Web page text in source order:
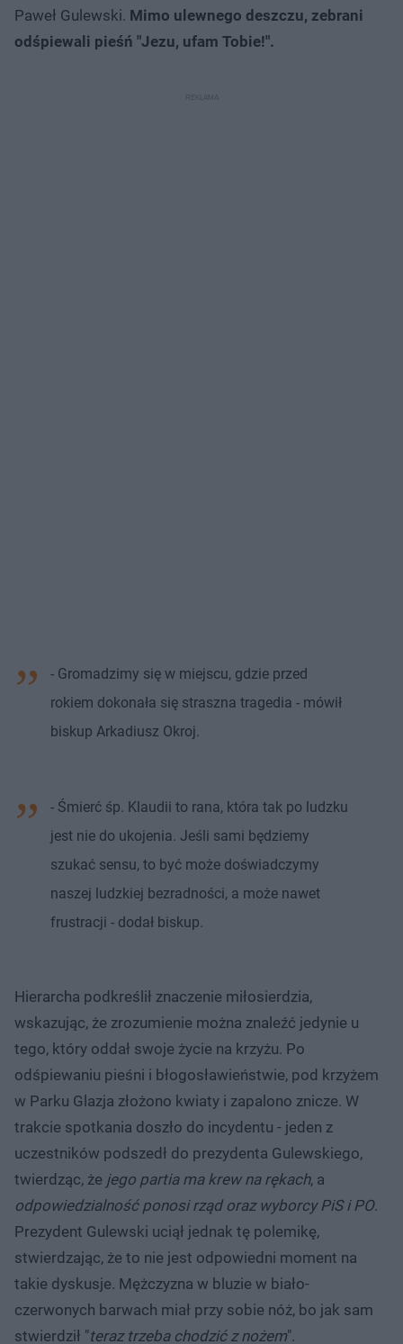
Paweł Gulewski. Mimo ulewnego deszczu, zebrani
odśpiewali pieśń "Jezu, ufam Tobie!".
- Gromadzimy się w miejscu, gdzie przed
rokiem dokonała się straszna tragedia - mówił
biskup Arkadiusz Okroj.
- Śmierć śp. Klaudii to rana, która tak po ludzku
jest nie do ukojenia. Jeśli sami będziemy
szukać sensu, to być może doświadczymy
naszej ludzkiej bezradności, a może nawet
frustracji - dodał biskup.
Hierarcha podkreślił znaczenie miłosierdzia,
wskazując, że zrozumienie można znaleźć jedynie u
tego, który oddał swoje życie na krzyżu. Po
odśpiewaniu pieśni i błogosławieństwie, pod krzyżem
w Parku Glazja złożono kwiaty i zapalono znicze. W
trakcie spotkania doszło do incydentu - jeden z
uczestników podszedł do prezydenta Gulewskiego,
twierdząc, że jego partia ma krew na rękach, a
odpowiedzialność ponosi rząd oraz wyborcy PiS i PO.
Prezydent Gulewski uciął jednak tę polemikę,
stwierdzając, że to nie jest odpowiedni moment na
takie dyskusje. Mężczyzna w bluzie w biało-
czerwonych barwach miał przy sobie nóż, bo jak sam
stwierdził "teraz trzeba chodzić z nożem".